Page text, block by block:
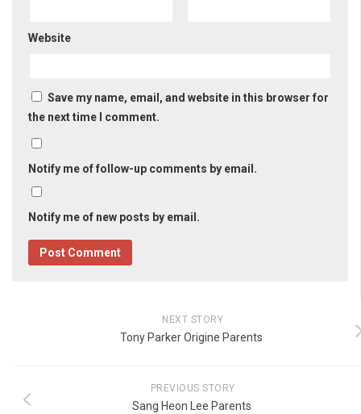
Website
Save my name, email, and website in this browser for
the next time I comment.
Notify me of follow-up comments by email.
Notify me of new posts by email.
NEXT STORY
Tony Parker Origine Parents
PREVIOUS STORY
Sang Heon Lee Parents